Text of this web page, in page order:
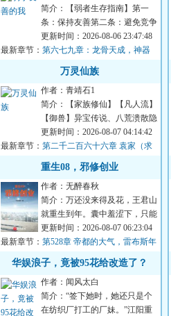
简介：【弱者生存指南】第一
条：保持友善第二条：避免竞争
第三条：取悦强者第四条：自我
弱化第五条：孤立...
更新时间：2026-08-06 23:47:48
最新章节： 第六七九章：龙骨天成，神器
万灵仙族
作者：青靖石1
简介：【家族修仙】【凡人流】
【御兽】异宝传说、八荒溃散隐
忍家族、惊天秘密………重生至
太行山叶家，身...
更新时间：2026-08-07 04:14:42
最新章节： 第二千二百六十六章 袁家（求
月票求订阅）
重生08，邪修创业
作者：无醉春秋
简介：万还没来得及花，王君山
就重生到年。囊中羞涩下，只能
一路骚操作地邪修创业。没启动
资金怎么办？有...
更新时间：2026-08-07 06:23:04
最新章节： 第528章 帝都的大气，雷布斯年
过不好了
华娱浪子，竟被95花给改造了？
作者：闻风太白
简介：“签下她时，她还只是个
在纺织厂打工的厂妹。”江阳重